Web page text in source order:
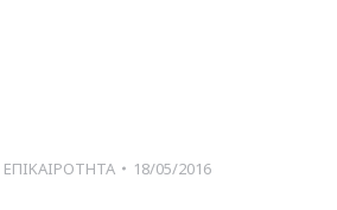
ΕΠΙΚΑΙΡΟΤΗΤΑ 18/05/2016